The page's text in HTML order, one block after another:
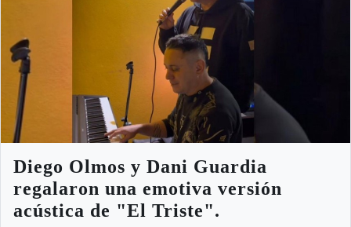
Diego Olmos y Dani Guardia
regalaron una emotiva versión
acústica de "El Triste".